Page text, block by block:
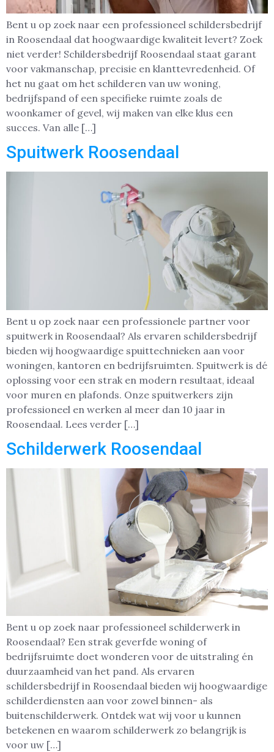
Bent u op zoek naar een professioneel schildersbedrijf
in Roosendaal dat hoogwaardige kwaliteit levert? Zoek
niet verder! Schildersbedrijf Roosendaal staat garant
voor vakmanschap, precisie en klanttevredenheid. Of
het nu gaat om het schilderen van uw woning,
bedrijfspand of een specifieke ruimte zoals de
woonkamer of gevel, wij maken van elke klus een
succes. Van alle […]
Spuitwerk Roosendaal
Bent u op zoek naar een professionele partner voor
spuitwerk in Roosendaal? Als ervaren schildersbedrijf
bieden wij hoogwaardige spuittechnieken aan voor
woningen, kantoren en bedrijfsruimten. Spuitwerk is dé
oplossing voor een strak en modern resultaat, ideaal
voor muren en plafonds. Onze spuitwerkers zijn
professioneel en werken al meer dan 10 jaar in
Roosendaal. Lees verder […]
Schilderwerk Roosendaal
Bent u op zoek naar professioneel schilderwerk in
Roosendaal? Een strak geverfde woning of
bedrijfsruimte doet wonderen voor de uitstraling én
duurzaamheid van het pand. Als ervaren
schildersbedrijf in Roosendaal bieden wij hoogwaardige
schilderdiensten aan voor zowel binnen- als
buitenschilderwerk. Ontdek wat wij voor u kunnen
betekenen en waarom schilderwerk zo belangrijk is
voor uw […]